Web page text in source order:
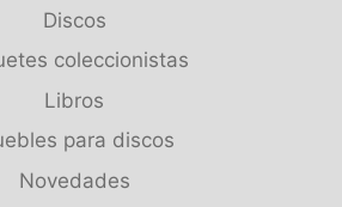
Discos
coleccionistas
Libros
para discos
Novedades